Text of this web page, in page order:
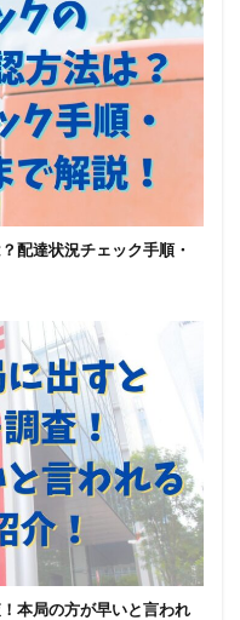
配達状況チェック手順・
本局の方が早いと言われ